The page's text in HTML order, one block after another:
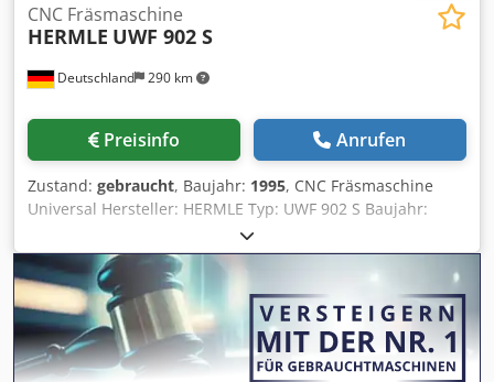
Deutschland 290 km
CNC Fräsmaschine
HERMLE UWF 902 S
Preisinfo Anrufen
Zustand: gebraucht, Baujahr: 1995, CNC Fräsmaschine
Universal Hersteller: HERMLE Typ: UWF 902 S Baujahr:
1995 Betriebsstunden: 65 071 Steuerung: HEIDENHAIN
TNC 426 Arbeitsbereich X/Y/Z: 600 x 450 x 500 mm
Drehzahlbereich: 20 - 6.300 U/min. Werkzeugaufnahme: SK
40 M & H 3D Taster (zum Antasten des Werkstückes)
Chjdpfx Aasv Rxa Se Eja Vertikal-Horizontalfräseinrichtung
Bohrpinole Kühlmitteleinrichtung Winkeltisch: 900 x 458
Gewicht: 4.000 kg Maschinenmaße: LxBxH. ca.: 3.900 x